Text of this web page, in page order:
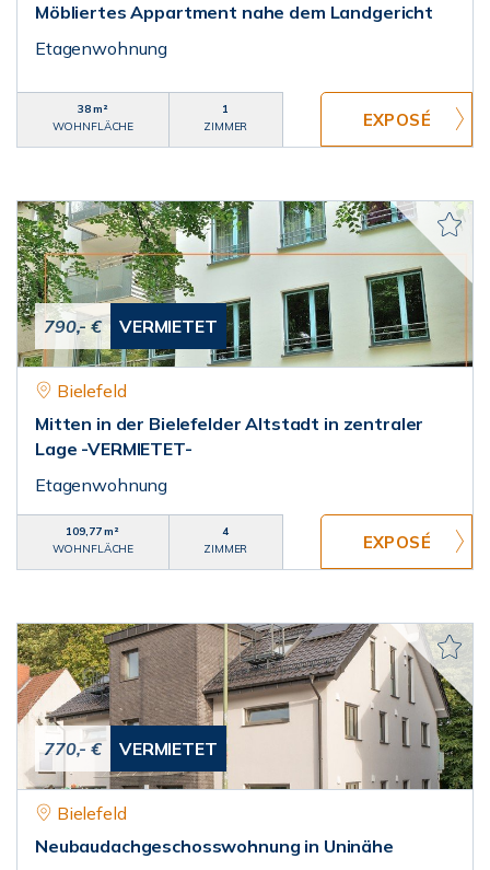
Möbliertes Appartment nahe dem Landgericht
Etagenwohnung
38 m²
WOHNFLÄCHE
1
ZIMMER
790,- € VERMIETET
Bielefeld
Mitten in der Bielefelder Altstadt in zentraler
Lage -VERMIETET-
Etagenwohnung
109,77 m²
WOHNFLÄCHE
4
ZIMMER
770,- € VERMIETET
Bielefeld
Neubaudachgeschosswohnung in Uninähe